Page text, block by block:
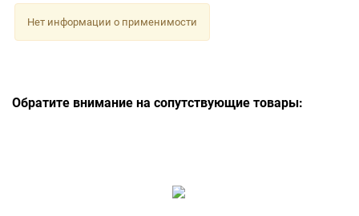
Нет информации о применимости
Обратите внимание на сопутствующие товары: